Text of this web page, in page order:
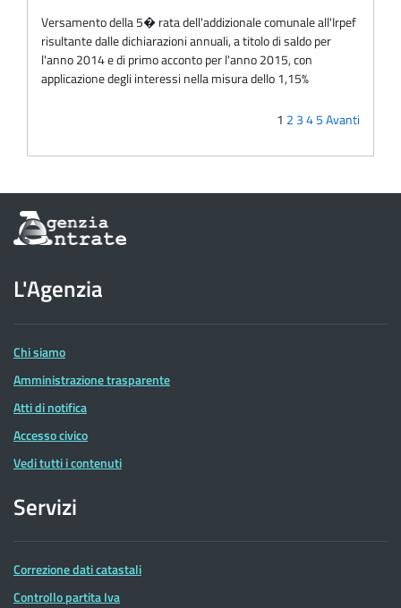
Versamento della 5� rata dell'addizionale comunale all'Irpef
risultante dalle dichiarazioni annuali, a titolo di saldo per
l'anno 2014 e di primo acconto per l'anno 2015, con
applicazione degli interessi nella misura dello 1,15%
1 2 345Avanti
Informazioni
sul
dell'Agenzia
delle
Entrate
L'Agenzia
Chi siamo
Amministrazione trasparente
Atti di notifica
Accesso civico
Vedi tutti i contenuti
Servizi
Correzione dati catastali
Controllo partita Iva